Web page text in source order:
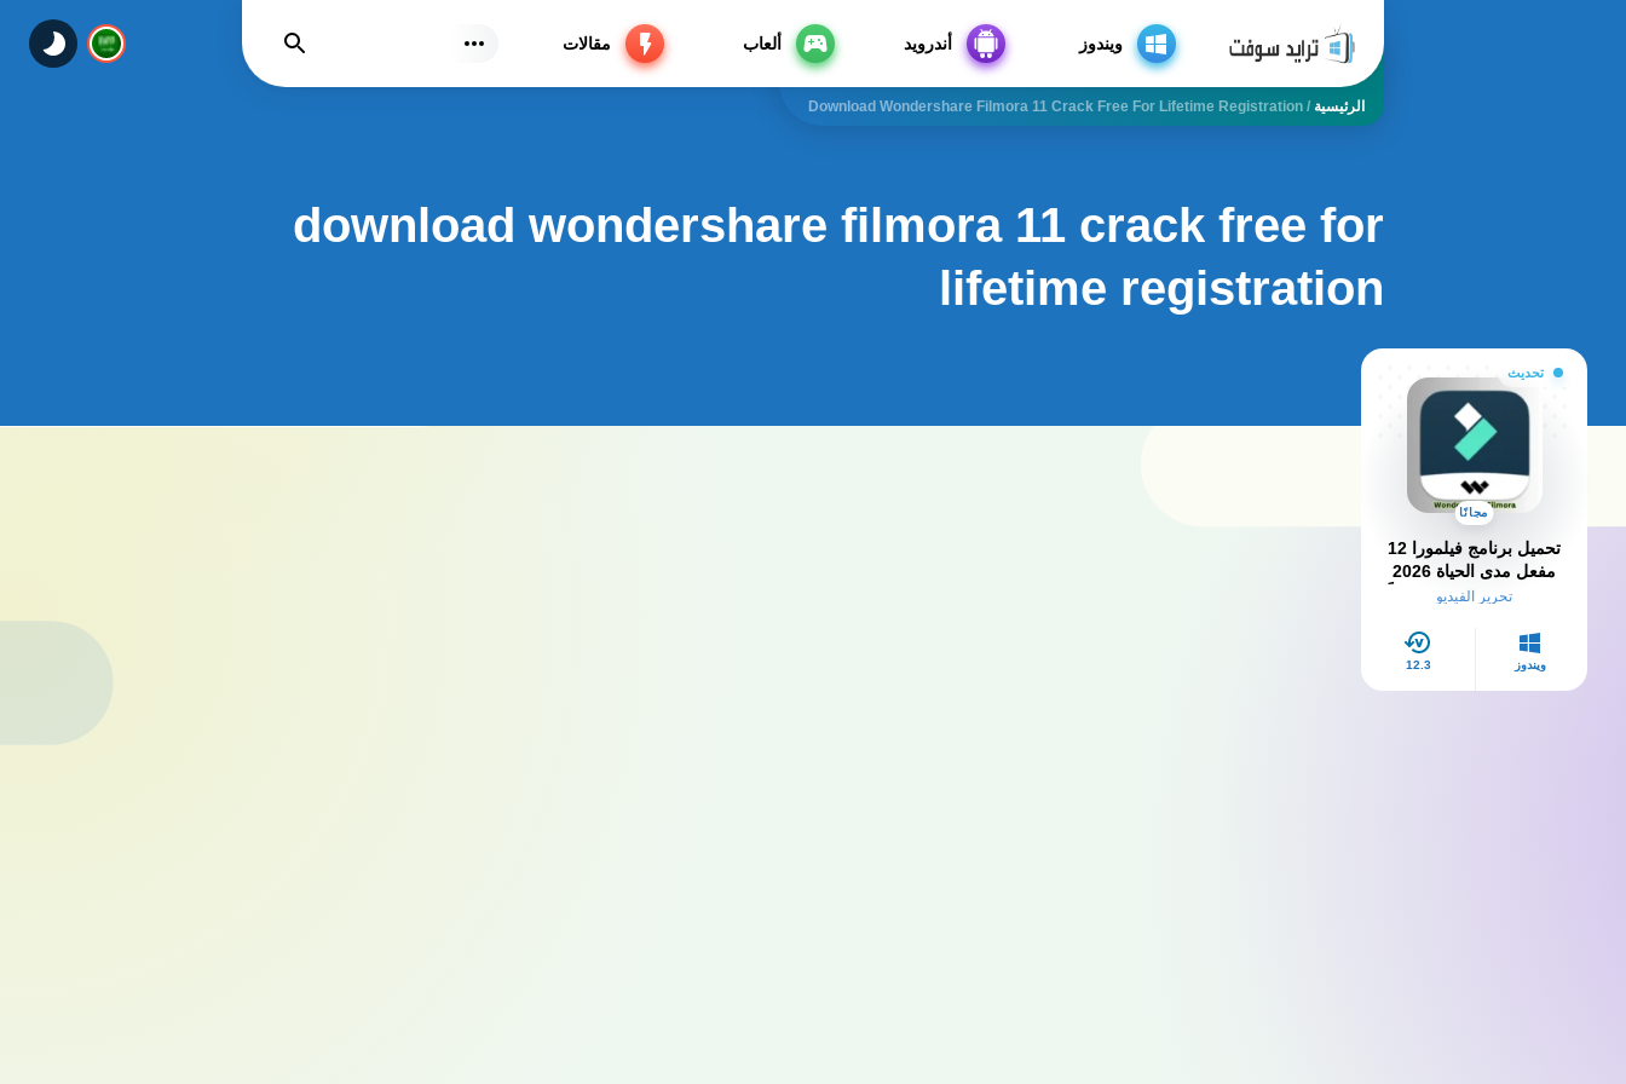
ويندوز أندرويد ألعاب مقالات يجد
الرئيسية /
Download Wondershare Filmora 11 Crack Free For Lifetime Registration
download wondershare filmora 11 crack free for
lifetime registration
تحديث
مجانًا
تحميل برنامج فيلمورا 12
مفعل مدى الحياة 2026
Filmora PC كامل مجاناًتحرير الفيديو
ويندوز 12.3